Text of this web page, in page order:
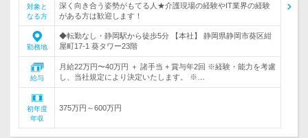
対象と
なる方
深く向き合う姿勢がもてる人★介護現場の経験やIT業界の経験
がある方は歓迎します！
勤務地
◆転勤なし・静岡駅から徒歩5分 【本社】 静岡県静岡市葵区紺
屋町17-1 葵タワー23階
給与
月給22万円〜40万円 ＋ 諸手当 + 賞与年2回 ※経験・能力を考慮
し、当社規定により決定いたします。 ※…
初年度
年収
375万円～600万円